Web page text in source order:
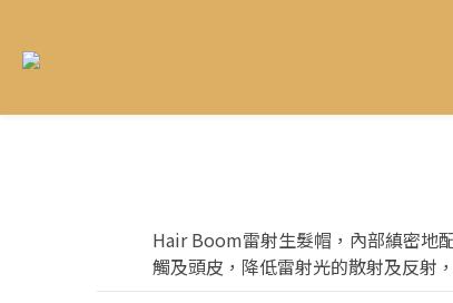
Hair Boom雷射生髮帽，內部縝密地
觸及頭皮，降低雷射光的散射及反射